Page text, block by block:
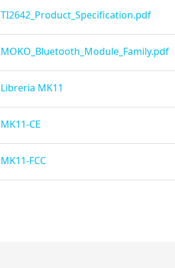
TI2642_Product_Specification.pdf
MOKO_Bluetooth_Module_Family.pdf
Libreria MK11
MK11-CE
MK11-FCC